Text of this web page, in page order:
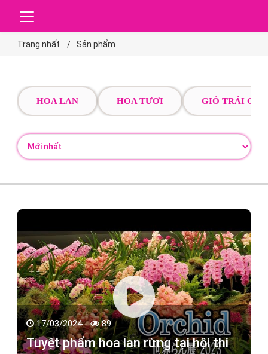
Trang nhất Sản phẩm
HOA LAN HOA TƯƠI GIỎ TRÁI CÂY
17/03/2024 - 89
Tuyệt phẩm hoa lan rừng tại hội thi